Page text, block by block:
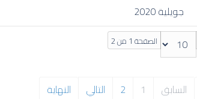
الصفحة 1 من 2
السابق 1
2 التالي النهاية
جويلية 2020